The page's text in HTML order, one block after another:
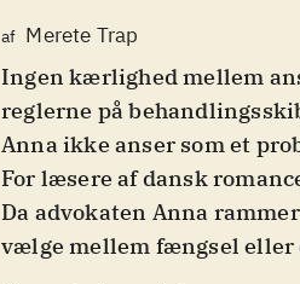
af Merete Trap
Ingen kærlighed mellem
reglerne på
Anna ikke anser som et
For læsere af dansk
Da advokaten Anna
vælge mellem fængsel eller